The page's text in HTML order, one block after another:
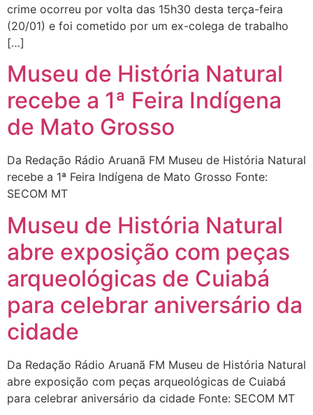
crime ocorreu por volta das 15h30 desta terça-feira
(20/01) e foi cometido por um ex-colega de trabalho
[…]
Museu de História Natural
recebe a 1ª Feira Indígena
de Mato Grosso
Da Redação Rádio Aruanã FM Museu de História Natural
recebe a 1ª Feira Indígena de Mato Grosso Fonte:
SECOM MT
Museu de História Natural
abre exposição com peças
arqueológicas de Cuiabá
para celebrar aniversário da
cidade
Da Redação Rádio Aruanã FM Museu de História Natural
abre exposição com peças arqueológicas de Cuiabá
para celebrar aniversário da cidade Fonte: SECOM MT